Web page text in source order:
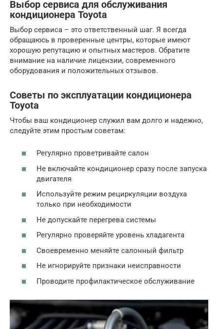
Выбор сервиса для обслуживания
кондиционера Toyota
Выбор сервиса – это ответственный шаг. Я всегда
обращаюсь в проверенные центры, которые имеют
хорошую репутацию и опытных мастеров. Обратите
внимание на наличие лицензии, современного
оборудования и положительных отзывов.
Советы по эксплуатации кондиционера
Toyota
Чтобы ваш кондиционер служил вам долго и надежно,
следуйте этим простым советам:
Регулярно проветривайте салон
Не включайте кондиционер сразу после запуска
двигателя
Используйте режим рециркуляции воздуха
только при необходимости
Не допускайте перегрева системы
Регулярно проверяйте уровень хладагента
Своевременно меняйте салонный фильтр
Не игнорируйте признаки неисправности
Проводите профилактическое обслуживание